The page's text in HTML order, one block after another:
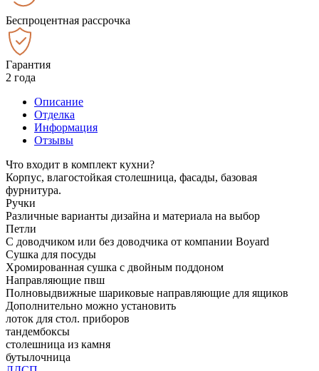
Беспроцентная рассрочка
Гарантия
2 года
Описание
Отделка
Информация
Отзывы
Что входит в комплект кухни?
Корпус, влагостойкая столешница, фасады, базовая
фурнитура.
Ручки
Различные варианты дизайна и материала на выбор
Петли
С доводчиком или без доводчика от компании Boyard
Сушка для посуды
Хромированная сушка с двойным поддоном
Направляющие пвш
Полновыдвижные шариковые направляющие для ящиков
Дополнительно можно установить
лоток для стол. приборов
тандембоксы
столешница из камня
бутылочница